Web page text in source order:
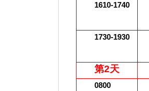
1610-1740
1730-1930
第2天
0800